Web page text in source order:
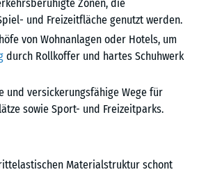
Zonen, die
und Freizeitfläche genutzt werden.
von Wohnanlagen oder Hotels, um
durch Rollkoffer und hartes Schuhwerk
und versickerungsfähige Wege für
sowie Sport- und Freizeitparks.
Materialstruktur schont